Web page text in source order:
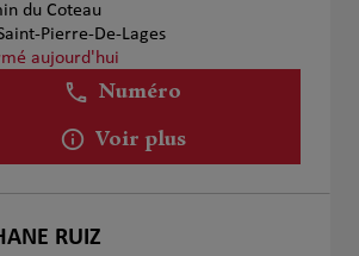
du Coteau
Pierre-De-Lages
aujourd'hui
Numéro
Voir plus
RUIZ